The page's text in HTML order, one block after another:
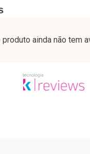
Por
produto ainda não tem